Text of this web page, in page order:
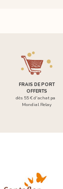
FRAIS DE PORT
OFFERTS
dès 55 € d'achat par
Mondial Relay